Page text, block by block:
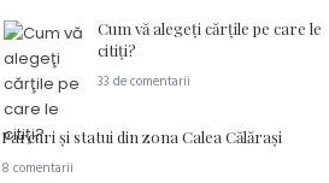
Cum vă alegeţi cărţile pe care le
citiţi?
33 de comentarii
Parcuri şi statui din zona Calea Călăraşi
8 comentarii